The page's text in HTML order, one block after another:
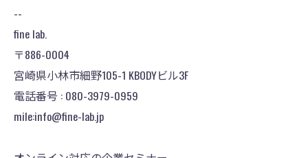
--
fine lab.
〒886-0004
宮崎県小林市細野105-1 KBODYビル3F
電話番号 : 080-3979-0959
mile:info@fine-lab.jp